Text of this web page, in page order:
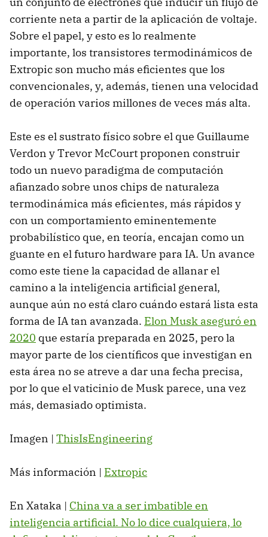
corriente neta a partir de la aplicación de voltaje.
Sobre el papel, y esto es lo realmente
importante, los transistores termodinámicos de
Extropic son mucho más eficientes que los
convencionales, y, además, tienen una velocidad
de operación varios millones de veces más alta.
Este es el sustrato físico sobre el que Guillaume
Verdon y Trevor McCourt proponen construir
todo un nuevo paradigma de computación
afianzado sobre unos chips de naturaleza
termodinámica más eficientes, más rápidos y
con un comportamiento eminentemente
probabilístico que, en teoría, encajan como un
guante en el futuro hardware para IA. Un avance
como este tiene la capacidad de allanar el
camino a la inteligencia artificial general,
aunque aún no está claro cuándo estará lista esta
forma de IA tan avanzada. Elon Musk aseguró en
2020 que estaría preparada en 2025, pero la
mayor parte de los científicos que investigan en
esta área no se atreve a dar una fecha precisa,
por lo que el vaticinio de Musk parece, una vez
más, demasiado optimista.
Imagen | ThisIsEngineering
Más información | Extropic
En Xataka | China va a ser imbatible en
inteligencia artificial. No lo dice cualquiera, lo